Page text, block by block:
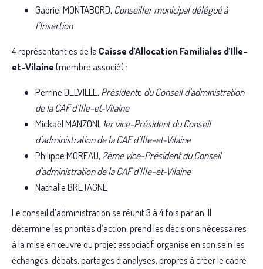
Gabriel MONTABORD, Conseiller municipal délégué à
l’Insertion
4 représentant·es de la Caisse d’Allocation Familiales d’Ille-
et-Vilaine(membre associé) :
Perrine DELVILLE, Présidente du Conseil d’administration
de la CAF d’Ille-et-Vilaine
Mickaël MANZONI, 1er vice-Président du Conseil
d’administration de la CAF d’Ille-et-Vilaine
Philippe MOREAU,2ème vice-Président du Conseil
d’administration de la CAF d’Ille-et-Vilaine
Nathalie BRETAGNE
Le conseil d’administration se réunit 3 à 4 fois par an. Il
détermine les priorités d’action, prend les décisions nécessaires
à la mise en œuvre du projet associatif, organise en son sein les
échanges, débats, partages d’analyses, propres à créer le cadre